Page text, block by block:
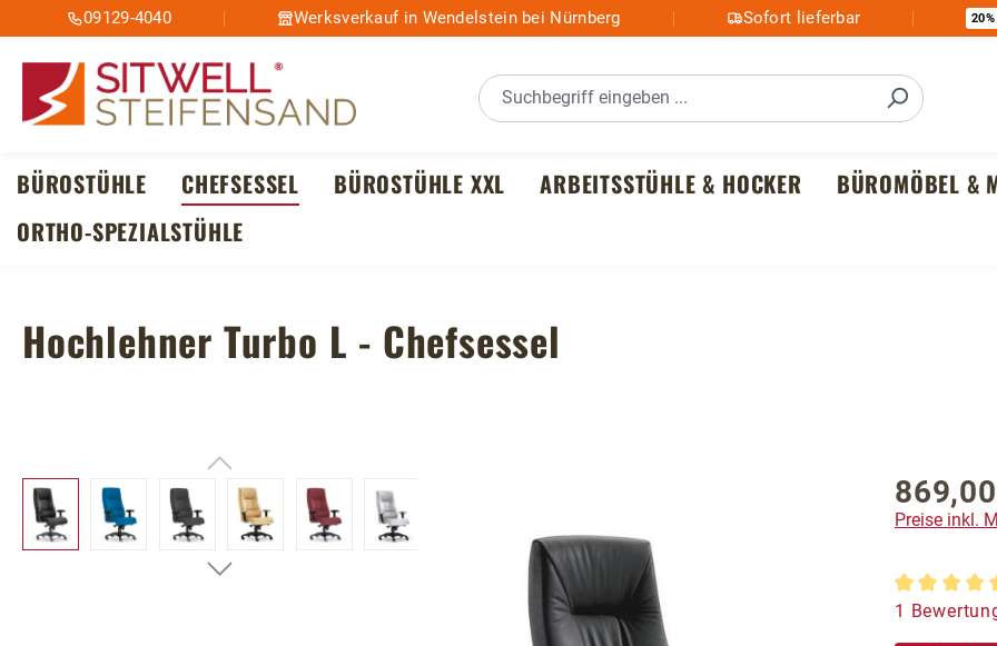
Hauptinhalt springen
Zur Suche springen
Zur Hauptnavigation springen
09129-4040 Werksverkauf in Wendelstein bei Nürnberg Sofort lieferbar 20%
BÜROSTÜHLE CHEFSESSEL BÜROSTÜHLE XXL ARBEITSSTÜHLE & HOCKER BÜROMÖBEL &
ORTHO-SPEZIALSTÜHLE
Hochlehner Turbo L - Chefsessel
Bildergalerie überspringen Regulärer
Preise inkl.
1